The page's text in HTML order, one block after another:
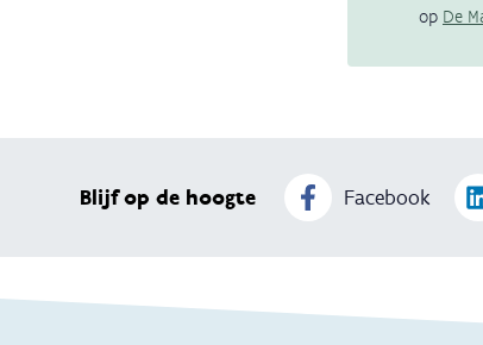
op De
Blijf op de hoogte Facebook